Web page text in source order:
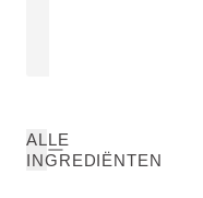
ALLE
INGREDIËNTEN